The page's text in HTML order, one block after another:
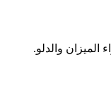
الميزان والدلو.